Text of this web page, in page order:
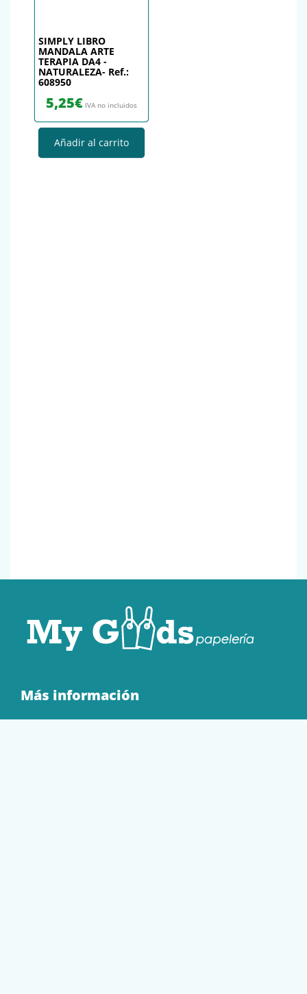
SIMPLY LIBRO
MANDALA ARTE
TERAPIA DA4 -
NATURALEZA- Ref.:
608950
5,25€ IVA no incluidos
Añadir al carrito
Más información